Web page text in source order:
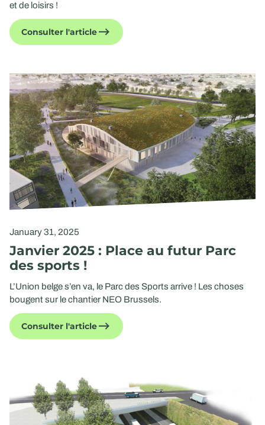
et de loisirs !
Consulter l'article
January 31, 2025
Janvier 2025 : Place au futur Parc
des sports !
L’Union belge s’en va, le Parc des Sports arrive ! Les choses
bougent sur le chantier NEO Brussels.
Consulter l'article